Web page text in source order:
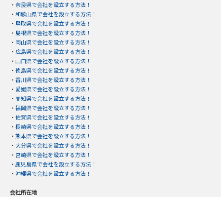
・ 奈良県で会社を設立する方法！
・ 和歌山県で会社を設立する方法！
・ 鳥取県で会社を設立する方法！
・ 島根県で会社を設立する方法！
・ 岡山県で会社を設立する方法！
・ 広島県で会社を設立する方法！
・ 山口県で会社を設立する方法！
・ 徳島県で会社を設立する方法！
・ 香川県で会社を設立する方法！
・ 愛媛県で会社を設立する方法！
・ 高知県で会社を設立する方法！
・ 福岡県で会社を設立する方法！
・ 佐賀県で会社を設立する方法！
・ 長崎県で会社を設立する方法！
・ 熊本県で会社を設立する方法！
・ 大分県で会社を設立する方法！
・ 宮崎県で会社を設立する方法！
・ 鹿児島県で会社を設立する方法！
・ 沖縄県で会社を設立する方法！
会社所在地